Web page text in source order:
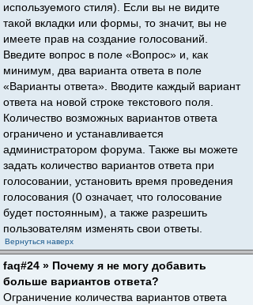
используемого стиля). Если вы не видите
такой вкладки или формы, то значит, вы не
имеете прав на создание голосований.
Введите вопрос в поле «Вопрос» и, как
минимум, два варианта ответа в поле
«Варианты ответа». Вводите каждый вариант
ответа на новой строке текстового поля.
Количество возможных вариантов ответа
ограничено и устанавливается
администратором форума. Также вы можете
задать количество вариантов ответа при
голосовании, установить время проведения
голосования (0 означает, что голосование
будет постоянным), а также разрешить
пользователям изменять свои ответы.
Вернуться наверх
faq#24 » Почему я не могу добавить
больше вариантов ответа?
Ограничение количества вариантов ответа